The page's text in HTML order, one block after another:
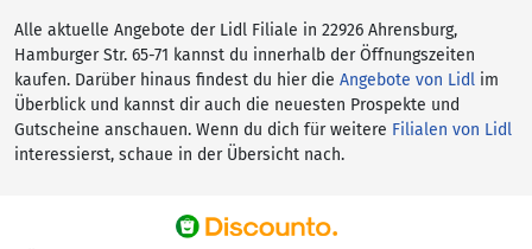
Alle aktuelle Angebote der Lidl Filiale in 22926 Ahrensburg,
Hamburger Str. 65-71 kannst du innerhalb der Öffnungszeiten
kaufen. Darüber hinaus findest du hier die Angebote von Lidl im
Überblick und kannst dir auch die neuesten Prospekte und
Gutscheine anschauen. Wenn du dich für weitere Filialen von Lidl
interessierst, schaue in der Übersicht nach.